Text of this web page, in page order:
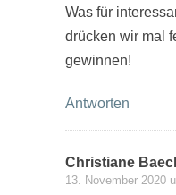
Was für
drücken wir mal
gewinnen!
Antworten
Christiane
13. November 2020